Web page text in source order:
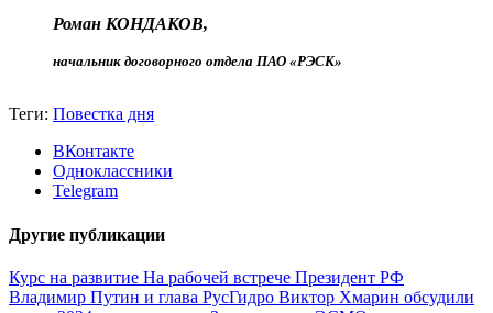
Роман КОНДАКОВ,
начальник договорного отдела ПАО «РЭСК»
Теги: Повестка дня
ВКонтакте
Одноклассники
Telegram
Другие публикации
Курс на развитие На рабочей встрече Президент РФ
Владимир Путин и глава РусГидро Виктор Хмарин обсудили